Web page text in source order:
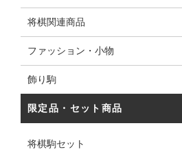
将棋関連商品
ファッション・小物
飾り駒
限定品・セット商品
将棋駒セット